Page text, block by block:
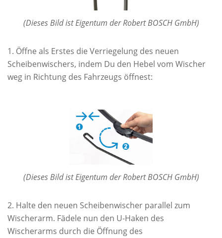
(Dieses Bild ist Eigentum der Robert BOSCH GmbH)
Öffne als Erstes die Verriegelung des neuen
Scheibenwischers, indem Du den Hebel vom Wischer
weg in Richtung des Fahrzeugs öffnest:
(Dieses Bild ist Eigentum der Robert BOSCH GmbH)
Halte den neuen Scheibenwischer parallel zum
Wischerarm. Fädele nun den U-Haken des
Wischerarms durch die Öffnung des